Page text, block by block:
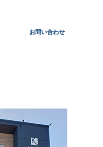
お問い合わせ